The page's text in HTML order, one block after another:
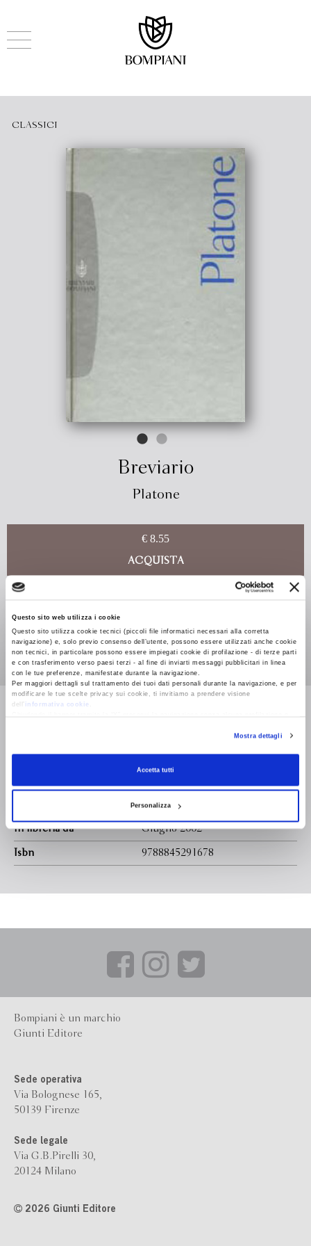
Questo sito web utilizza i cookie
Questo sito utilizza cookie tecnici (piccoli file informatici necessari alla corretta
navigazione) e, solo previo consenso dell’utente, possono essere utilizzati anche cookie
non tecnici, in particolare possono essere impiegati cookie di profilazione - di terze parti
e con trasferimento verso paesi terzi - al fine di inviarti messaggi pubblicitari in linea
con le tue preferenze, manifestate durante la navigazione.
Per maggiori dettagli sul trattamento dei tuoi dati personali durante la navigazione, e per
modificare le tue scelte privacy sui cookie, ti invitiamo a prendere visione
dell’
informativa cookie
RevocaMostra dettagli
Accetta tutti
Personalizza
CLASSICI
Breviario
Platone
€ 8.55
ACQUISTA
Il volume presenta per ogni singolo tema brani tratti da tutti
gli scritti pervenutici sotto il nome di Platone, cioè trentasei
dialoghi, secondo un'ordine preciso che permette al lettore
di risalire, in qualunque momento, al testo originale.
L'ordine è quello dato da Trasillo (un medioplatonico che
visse ai tempi di Tiberio) ed è diventato canonico non
soltanto nell'antichità, ma anche ai giorni nostri.
Leggi di più
Formato 105.0 x 154.0
In libreria da Giugno 2002
Isbn 9788845291678
Bompiani è un marchio
Giunti Editore
Sede operativa
Via Bolognese 165,
50139 Firenze
Sede legale
Via G.B.Pirelli 30,
20124 Milano
2026 Giunti Editore